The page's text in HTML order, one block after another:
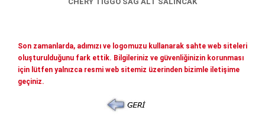
Mitsubishi Yedek Parçaları
Diğer Yedek Parçalar
Mazda Yedek Parçaları
Nissan - İnfiniti yedek parçaları
Daihatsu yedek parçalari
İletişim
Son zamanlarda, adımızı ve logomuzu kullanarak sahte web siteleri
oluşturulduğunu fark ettik. Bilgileriniz ve güvenliğinizin korunması
için lütfen yalnızca resmi web sitemiz üzerinden bizimle iletişime
geçiniz.